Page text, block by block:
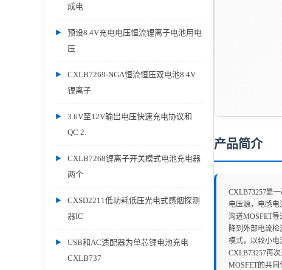
成电
预设8.4V充电电压恒流锂离子电池用电
压
CXLB7269-NGA恒流恒压双电池8.4V
锂离子
3.6V至12V输出电压快速充电协议和
QC 2.
CXLB7268锂离子开关模式电池充电器
两个
CXSD2211低功耗低压光电式感烟探测
器IC
USB和AC适配器为单芯锂电池充电
CXLB737
产品简介
CXLB73257是
电压源，电感
沟道MOSFET
降到外部电流
模式，以较小电
CXLB73257再
MOSFET的共